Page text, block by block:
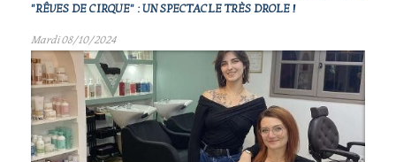
"RÊVES DE CIRQUE" : UN SPECTACLE TRÈS DROLE !
Mardi 08/10/2024